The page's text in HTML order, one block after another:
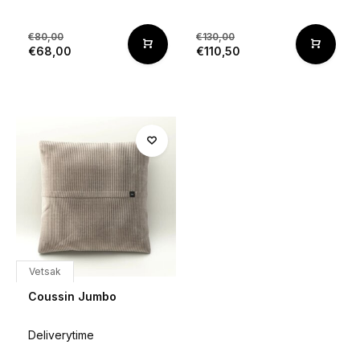
€80,00
€68,00
€130,00
€110,50
Vetsak
Coussin Jumbo
Deliverytime